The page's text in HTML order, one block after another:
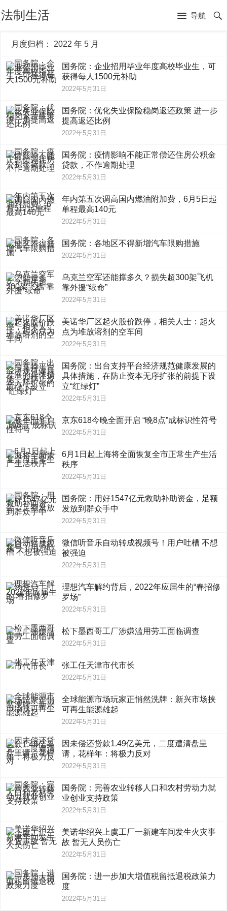
法制生活 导航
月度归档： 2022 年 5 月
国务院：企业招用毕业年度高校毕业生，可
获得每人1500元补助
2022年5月31日
国务院：优化失业保险稳岗返还政策 进一步
提高返还比例
2022年5月31日
国务院：疫情影响不能正常偿还住房公积金
贷款，不作逾期处理
2022年5月31日
年内第五次调高国内燃油附加费，6月5日起
单程最高140元
2022年5月31日
国务院：各地区不得新增汽车限购措施
2022年5月31日
乌克兰空军还能撑多久？损失超300架飞机
靠外援“续命”
2022年5月31日
美诺华厂区起火股价跌停，相关人士：起火
点为堆放溶剂的空车间
2022年5月31日
国务院：出台支持平台经济规范健康发展的
具体措施，在防止资本无序扩张的前提下设
立“红绿灯”
2022年5月31日
京东618今晚全面开启 “晚8点”成标识性符号
2022年5月31日
6月1日起上海将全面恢复全市正常生产生活
秩序
2022年5月31日
国务院：用好1547亿元救助补助资金，足额
发放到群众手中
2022年5月31日
微信听音乐自动转成视频号！用户吐槽 不想
被强迫
2022年5月31日
理想汽车解约背后，2022年应届生的“春招修
罗场”
2022年5月31日
松下墨西哥工厂涉嫌滥用劳工面临调查
2022年5月31日
张工任天津市代市长
2022年5月31日
全球能源市场玩家正悄然洗牌：新兴市场挟
可再生能源雄起
2022年5月31日
因未偿还贷款1.49亿美元，二度遭清盘呈
请，花样年：将极力反对
2022年5月31日
国务院：完善农业转移人口和农村劳动力就
业创业支持政策
2022年5月31日
美诺华绍兴上虞工厂一新建车间发生火灾事
故 暂无人员伤亡
2022年5月31日
国务院：进一步加大增值税留抵退税政策力
度
2022年5月31日